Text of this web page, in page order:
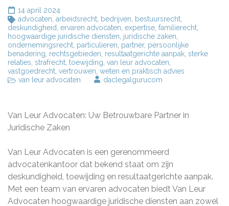
14 april 2024
advocaten arbeidsrecht bedrijven bestuursrecht
deskundigheid ervaren advocaten expertise familierecht
hoogwaardige juridische diensten juridische zaken
ondernemingsrecht particulieren partner, persoonlijke
benadering rechtsgebieden resultaatgerichte aanpak sterke
relaties strafrecht toewijding van leur advocaten
vastgoedrecht vertrouwen weten en praktisch advies
van leur advocaten
daclegalgurucom
Van Leur Advocaten: Uw Betrouwbare Partner in
Juridische Zaken
Van Leur Advocaten is een gerenommeerd
advocatenkantoor dat bekend staat om zijn
deskundigheid, toewijding en resultaatgerichte aanpak.
Met een team van ervaren advocaten biedt Van Leur
Advocaten hoogwaardige juridische diensten aan zowel